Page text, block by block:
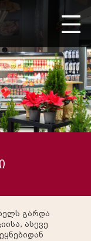
გარდა
ასევე